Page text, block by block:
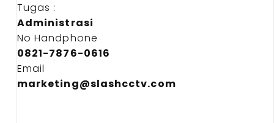
Tugas :
Administrasi
No Handphone
0821-7876-0616
Email
marketing@slashcctv.com